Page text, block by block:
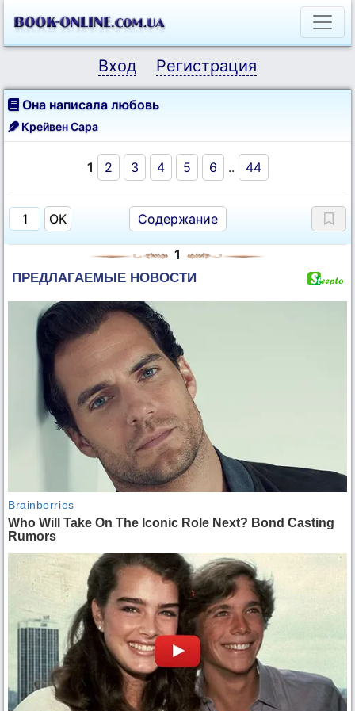
Вход Регистрация
Она написала любовь
Крейвен Сара
1 2 3 4 5 6 .. 44
Содержание
1